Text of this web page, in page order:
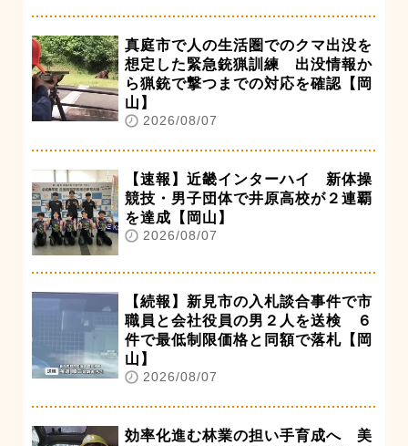
真庭市で人の生活圏でのクマ出没を
想定した緊急銃猟訓練 出没情報か
ら猟銃で撃つまでの対応を確認【岡
山】
2026/08/07
【速報】近畿インターハイ 新体操
競技・男子団体で井原高校が２連覇
を達成【岡山】
2026/08/07
【続報】新見市の入札談合事件で市
職員と会社役員の男２人を送検 ６
件で最低制限価格と同額で落札【岡
山】
2026/08/07
効率化進む林業の担い手育成へ 美